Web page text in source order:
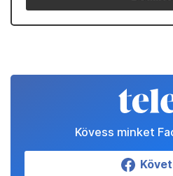
folyamatos figyelmet
tapasztalunk, akkor meg
értékelni kell, és elemzés
Ennek elrendelése történt
blokki munkagödör többi